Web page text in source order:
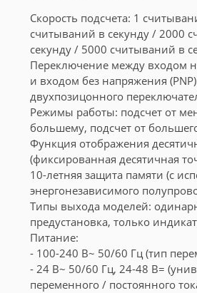
Скорость подсчета: 1
считываний в секунду / 2000
секунду / 5000 считываний в
Переключение между входом
и входом без напряжения
двухпозицонного
Режимы работы: подсчет от
большему, подсчет от
Функция отображения
(фиксированная десятичная
10-летняя защита памяти (с
энергонезависимого
Типы выхода моделей:
предустановка, только
Питание:
- 100-240 В~ 50/60 Гц (тип
- 24 В~ 50/60 Гц, 24-48 В=
переменного / постоянного